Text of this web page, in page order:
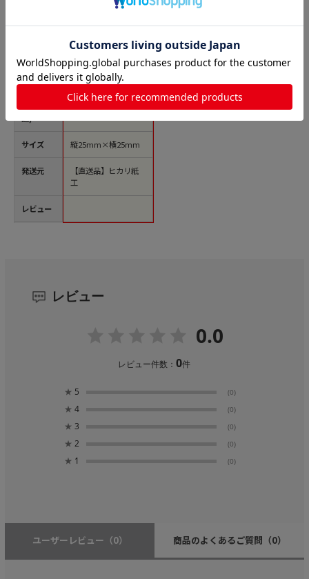
商品名
サイズ
発送元
レビュー
ヒカリ紙工 シール S
Mラベル 1000枚入 K1
245 節分 鬼 1袋（ご
注文単位1袋）【直送
品】￥2,365
縦25mm×横25mm
【直送品】ヒカリ紙
工
レビュー
0.0
レビュー件数：0件
★ 5 (0)
★ 4 (0)
★ 3 (0)
★ 2 (0)
★ 1 (0)
ユーザーレビュー （0） 商品のよくあるご質問 （0）